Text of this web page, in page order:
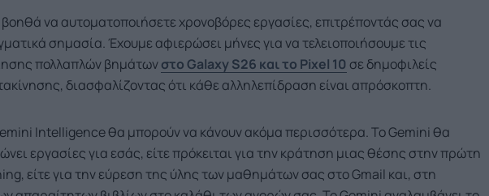
να αυτοματοποιήσετε χρονοβόρες εργασίες, επιτρέποντάς σας να
σημασία. Έχουμε αφιερώσει μήνες για να τελειοποιήσουμε τις
πολλαπλών βημάτωνστο Galaxy S26 και το Pixel 10 σε δημοφιλείς
διασφαλίζοντας ότι κάθε αλληλεπίδραση είναι απρόσκοπτη.
Intelligence θα μπορούν να κάνουν ακόμα περισσότερα. Το Gemini θα
εργασίες για εσάς, είτε πρόκειται για την κράτηση μιας θέσης στην πρώτη
είτε για την εύρεση της ύλης των μαθημάτων σας στο Gmail και, στη